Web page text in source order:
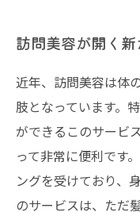
訪問美容が開く
近年、訪問美容は体
肢となっています。
ができるこのサービ
って非常に便利です
ングを受けており、
のサービスは、ただ